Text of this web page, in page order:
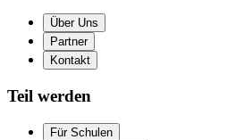
Über Uns
Partner
Kontakt
Teil werden
Für Schulen